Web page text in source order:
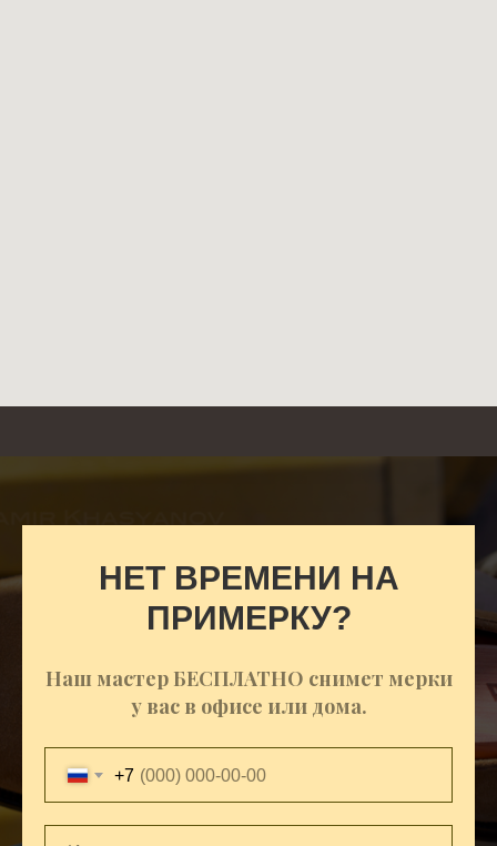
НЕТ ВРЕМЕНИ НА
ПРИМЕРКУ?
Наш мастер БЕСПЛАТНО снимет мерки
у вас в офисе или дома.
+7